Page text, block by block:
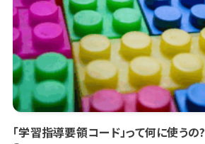
「学習指導要領コード」って何に使うの?